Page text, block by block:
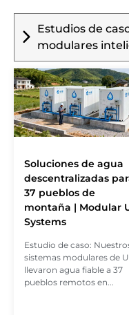
Estudios de
modulares
Soluciones de agua
descentralizadas
37 pueblos de
montaña | Modular
Systems
Estudio de caso:
sistemas modulares de
llevaron agua fiable a 37
pueblos remotos en...